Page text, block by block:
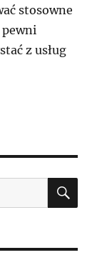
stosowne
pewni
z usług